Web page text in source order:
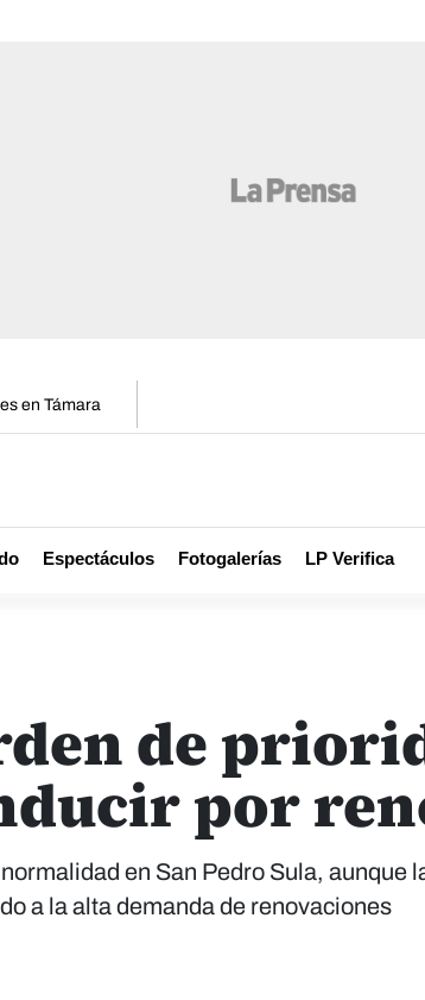
en Támara
Espectáculos Fotogalerías LP Verifica
de
por
en San Pedro Sula, aunque
a la alta demanda de renovaciones